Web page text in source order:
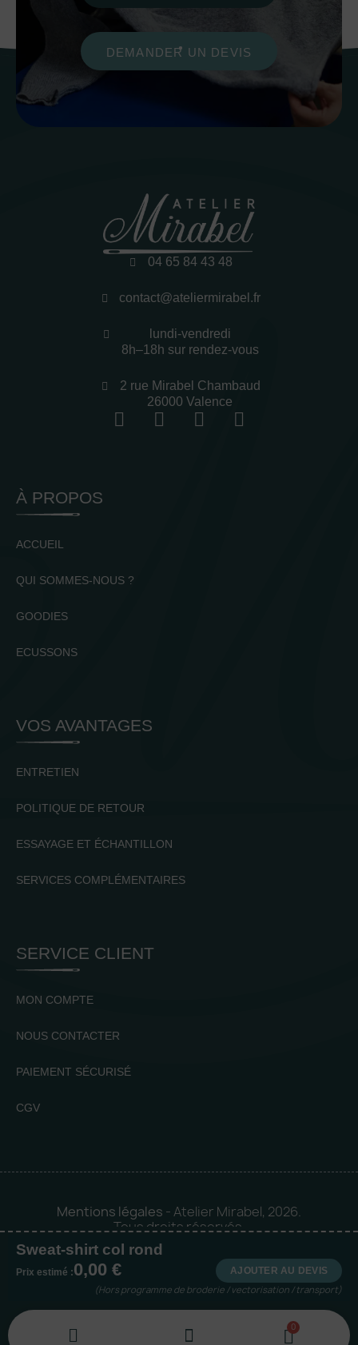
Sweat-shirt col rond
Prix estimé :0,00 € AJOUTER AU DEVIS
(Hors programme de broderie / vectorisation / transport)
DEMANDER UN DEVIS
04 65 84 43 48
contact@ateliermirabel.fr
lundi-vendredi
8h–18h sur rendez-vous
2 rue Mirabel Chambaud
26000 Valence
À PROPOS
ACCUEIL
QUI SOMMES-NOUS ?
GOODIES
ECUSSONS
VOS AVANTAGES
ENTRETIEN
POLITIQUE DE RETOUR
ESSAYAGE ET ÉCHANTILLON
SERVICES COMPLÉMENTAIRES
SERVICE CLIENT
MON COMPTE
NOUS CONTACTER
PAIEMENT SÉCURISÉ
CGV
Mentions légales - Atelier Mirabel, 2026.
Tous droits réservés.
Mise en orbite 🪐 byLogia |
Agence web et communication